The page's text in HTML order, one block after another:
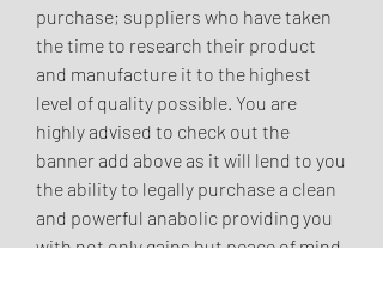
purchase; suppliers who have taken
the time to research their product
and manufacture it to the highest
level of quality possible. You are
highly advised to check out the
banner add above as it will lend to you
the ability to legally purchase a clean
and powerful anabolic providing you
with not only gains but peace of mind.